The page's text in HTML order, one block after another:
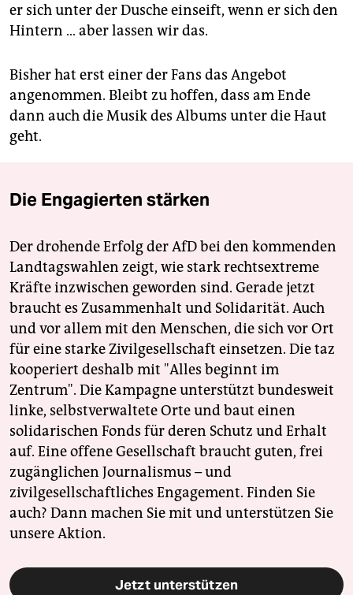
er sich unter der Dusche einseift, wenn er sich den
Hintern … aber lassen wir das.
Bisher hat erst einer der Fans das Angebot
angenommen. Bleibt zu hoffen, dass am Ende
dann auch die Musik des Albums unter die Haut
geht.
Die Engagierten stärken
Der drohende Erfolg der AfD bei den kommenden
Landtagswahlen zeigt, wie stark rechtsextreme
Kräfte inzwischen geworden sind. Gerade jetzt
braucht es Zusammenhalt und Solidarität. Auch
und vor allem mit den Menschen, die sich vor Ort
für eine starke Zivilgesellschaft einsetzen. Die taz
kooperiert deshalb mit "Alles beginnt im
Zentrum". Die Kampagne unterstützt bundesweit
linke, selbstverwaltete Orte und baut einen
solidarischen Fonds für deren Schutz und Erhalt
auf. Eine offene Gesellschaft braucht guten, frei
zugänglichen Journalismus – und
zivilgesellschaftliches Engagement. Finden Sie
auch? Dann machen Sie mit und unterstützen Sie
unsere Aktion.
Jetzt unterstützen